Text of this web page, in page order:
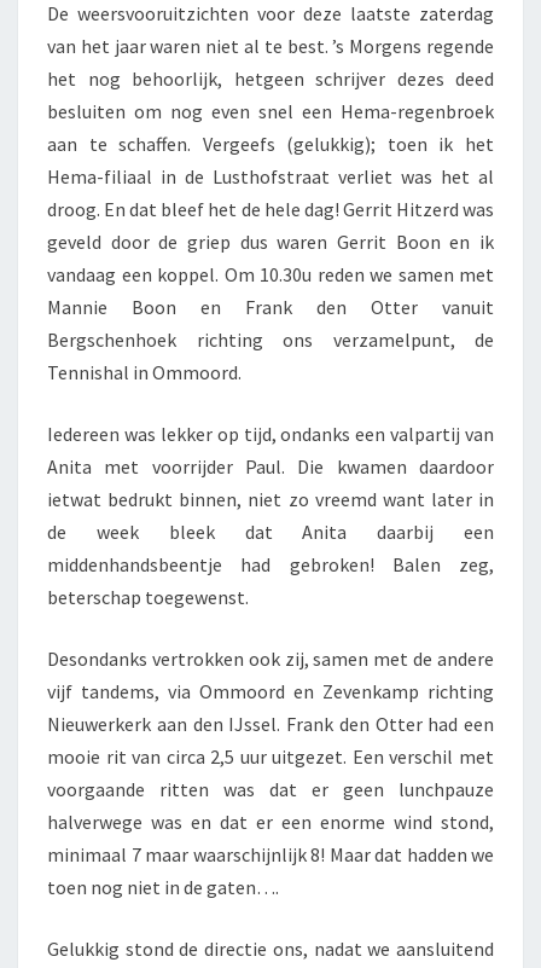
De weersvooruitzichten voor deze laatste zaterdag
van het jaar waren niet al te best. ’s Morgens regende
het nog behoorlijk, hetgeen schrijver dezes deed
besluiten om nog even snel een Hema-regenbroek
aan te schaffen. Vergeefs (gelukkig); toen ik het
Hema-filiaal in de Lusthofstraat verliet was het al
droog. En dat bleef het de hele dag! Gerrit Hitzerd was
geveld door de griep dus waren Gerrit Boon en ik
vandaag een koppel. Om 10.30u reden we samen met
Mannie Boon en Frank den Otter vanuit
Bergschenhoek richting ons verzamelpunt, de
Tennishal in Ommoord.
Iedereen was lekker op tijd, ondanks een valpartij van
Anita met voorrijder Paul. Die kwamen daardoor
ietwat bedrukt binnen, niet zo vreemd want later in
de week bleek dat Anita daarbij een
middenhandsbeentje had gebroken! Balen zeg,
beterschap toegewenst.
Desondanks vertrokken ook zij, samen met de andere
vijf tandems, via Ommoord en Zevenkamp richting
Nieuwerkerk aan den IJssel. Frank den Otter had een
mooie rit van circa 2,5 uur uitgezet. Een verschil met
voorgaande ritten was dat er geen lunchpauze
halverwege was en dat er een enorme wind stond,
minimaal 7 maar waarschijnlijk 8! Maar dat hadden we
toen nog niet in de gaten….
Gelukkig stond de directie ons, nadat we aansluitend